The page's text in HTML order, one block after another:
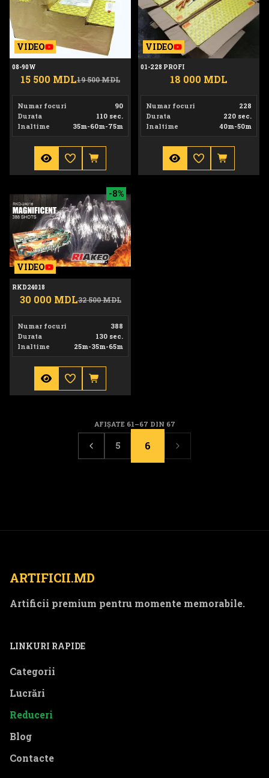
VIDEO
08-90W
15 500 MDL19 500 MDL
Numar focuri
90
Durata
110 sec.
Inaltime
35m-60m-75m
VIDEO
01-228 PROFI
18 000 MDL
Numar focuri
228
Durata
220 sec.
Inaltime
40m-50m
-8%
VIDEO
RKD24018
30 000 MDL32 500 MDL
Numar focuri
388
Durata
130 sec.
Inaltime
25m-35m-65m
AFIȘATE 61–67 DIN 67
Înapoi
5 6 Înainte
ARTIFICII.MD
Artificii premium pentru momente memorabile.
LINKURI RAPIDE
Categorii
Lucrări
Reduceri
Blog
Contacte